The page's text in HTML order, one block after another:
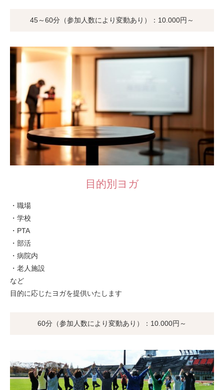
45～60分（参加人数により変動あり）：10.000円～
目的別ヨガ
・職場
・学校
・PTA
・部活
・病院内
・老人施設
など
目的に応じたヨガを提供いたします
60分（参加人数により変動あり）：10.000円～